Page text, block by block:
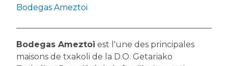
Bodegas Ameztoi
Bodegas Ameztoi est l'une des principales
maisons de txakoli de la D.O. Getariako